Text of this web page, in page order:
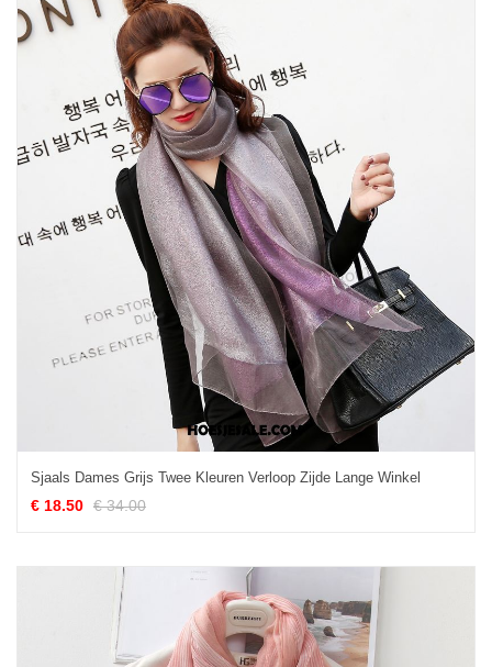
Sjaals Dames Grijs Twee Kleuren Verloop Zijde Lange Winkel
€ 18.50 € 34.00